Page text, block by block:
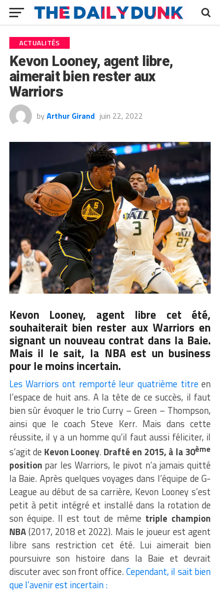
ACTUALITÉS
Kevon Looney, agent libre,
aimerait bien rester aux
Warriors
by Arthur Girand juin 22, 2022
Kevon Looney, agent libre cet été,
souhaiterait bien rester aux Warriors en
signant un nouveau contrat dans la Baie.
Mais il le sait, la NBA est un business
pour le moins incertain.
Les Warriors ont remporté leur quatrième titreen
l’espace de huit ans. A la tête de ce succès, il faut
bien sûr évoquer le trio Curry – Green – Thompson,
ainsi que le coach Steve Kerr. Mais dans cette
réussite, il y a un homme qu’il faut aussi féliciter, il
s’agit de Kevon Looney. Drafté en 2015, à la 30ème
position par les Warriors, le pivot n’a jamais quitté
la Baie. Après quelques voyages dans l’équipe de G-
League au début de sa carrière, Kevon Looney s’est
petit à petit intégré et installé dans la rotation de
son équipe. Il est tout de même triple champion
NBA(2017, 2018 et 2022). Mais le joueur est agent
libre sans restriction cet été. Lui aimerait bien
poursuivre son histoire dans la Baie et devrait
discuter avec son front office.Cependant, il sait bien
que l’avenir est incertain :